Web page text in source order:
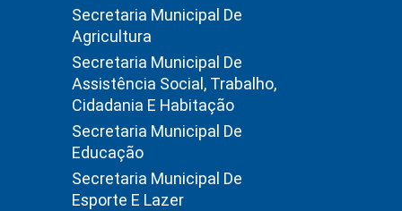
Secretaria Municipal De
Agricultura
Secretaria Municipal De
Assistência Social, Trabalho,
Cidadania E Habitação
Secretaria Municipal De
Educação
Secretaria Municipal De
Esporte E Lazer